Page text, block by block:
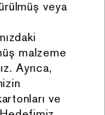
veya
malzeme
Ayrıca,
ve
geçerlilik
için zorunlu